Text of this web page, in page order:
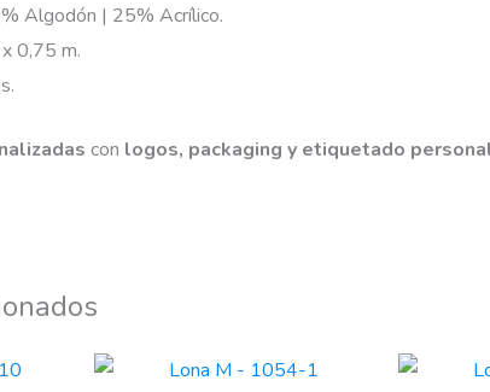
Algodón | 25% Acrílico.
0,75 m.
con logos, packaging y etiquetado